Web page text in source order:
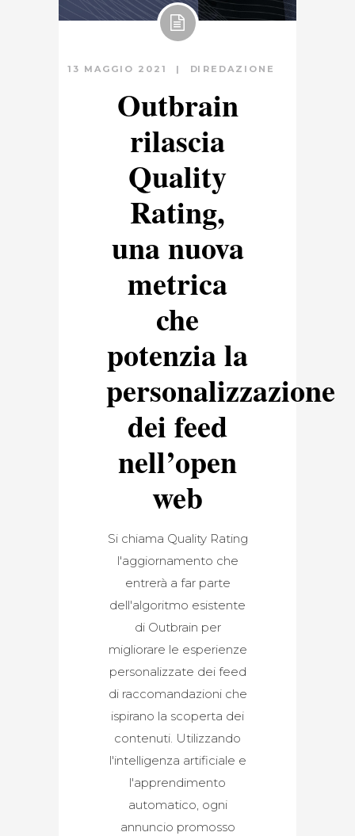
13 MAGGIO 2021 DI REDAZIONE
Outbrain
rilascia
Quality
Rating,
una nuova
metrica
che
potenzia la
personalizzazione
dei feed
nell’open
web
Si chiama Quality Rating
l'aggiornamento che
entrerà a far parte
dell'algoritmo esistente
di Outbrain per
migliorare le esperienze
personalizzate dei feed
di raccomandazioni che
ispirano la scoperta dei
contenuti. Utilizzando
l'intelligenza artificiale e
l'apprendimento
automatico, ogni
annuncio promosso